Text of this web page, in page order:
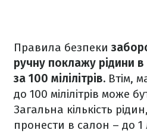
Правила безпеки
ручну поклажу рідини
за 100 мілілітрів. Втім,
до 100 мілілітрів може
Загальна кількість
пронести в салон – до 1